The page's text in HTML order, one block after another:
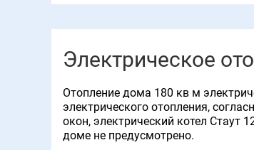
Электрическое
Отопление дома 180 кв м
электрического отопления,
окон, электрический котел Стаут
доме не предусмотрено.